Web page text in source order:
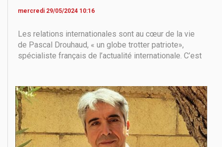
mercredi 29/05/2024 10:16
Les relations internationales sont au cœur de la vie
de Pascal Drouhaud, « un globe trotter patriote»,
spécialiste français de l’actualité internationale. C’est
professionnel, dans la sphère